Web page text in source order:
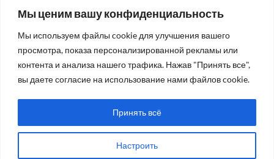
Мы ценим вашу конфиденциальность
Мы используем файлы cookie для улучшения вашего
просмотра, показа персонализированной рекламы или
контента и анализа нашего трафика. Нажав "Принять все",
вы даете согласие на использование нами файлов cookie.
Настроить
Принять всё
Правила поведения на сайте
Реклама
Старый HTML сайт